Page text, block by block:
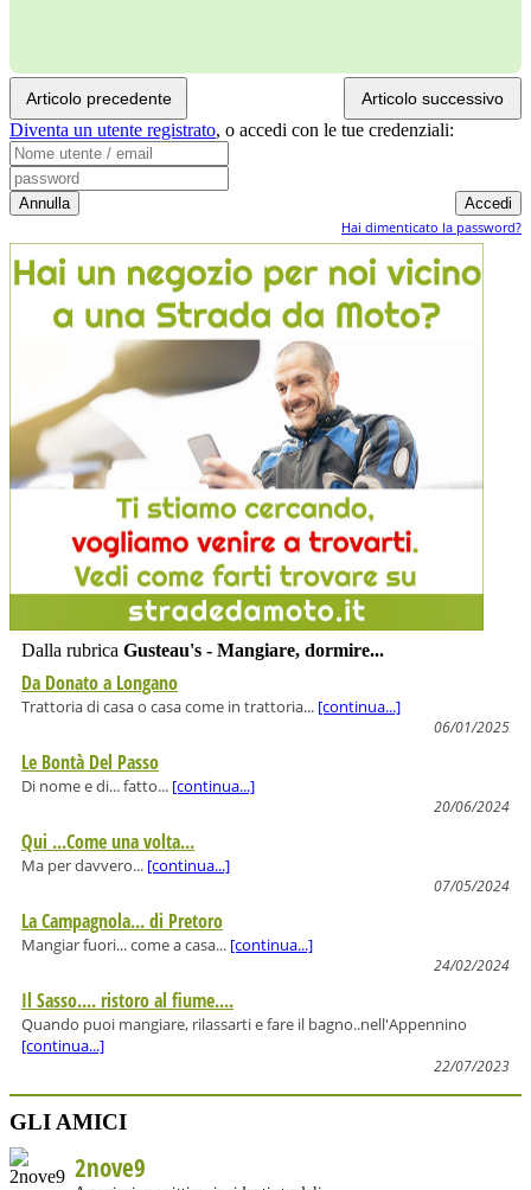
Articolo precedente Articolo successivo
Diventa un utente registrato, o accedi con le tue credenziali:
Hai dimenticato la password?
Dalla rubrica Gusteau's - Mangiare, dormire...
Da Donato a Longano
Trattoria di casa o casa come in trattoria... [continua...]
06/01/2025
Le Bontà Del Passo
Di nome e di... fatto... [continua...]
20/06/2024
Qui ...Come una volta...
Ma per davvero... [continua...]
07/05/2024
La Campagnola... di Pretoro
Mangiar fuori... come a casa... [continua...]
24/02/2024
Il Sasso.... ristoro al fiume....
Quando puoi mangiare, rilassarti e fare il bagno..nell'Appennino
[continua...]
22/07/2023
GLI AMICI
2nove9